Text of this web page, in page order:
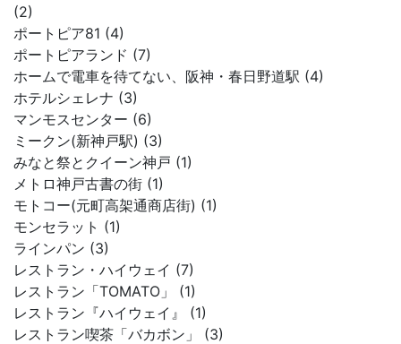
(2)
ポートピア81 (4)
ポートピアランド (7)
ホームで電車を待てない、阪神・春日野道駅 (4)
ホテルシェレナ (3)
マンモスセンター (6)
ミークン(新神戸駅) (3)
みなと祭とクイーン神戸 (1)
メトロ神戸古書の街 (1)
モトコー(元町高架通商店街) (1)
モンセラット (1)
ラインパン (3)
レストラン・ハイウェイ (7)
レストラン「TOMATO」 (1)
レストラン『ハイウェイ』 (1)
レストラン喫茶「バカボン」 (3)